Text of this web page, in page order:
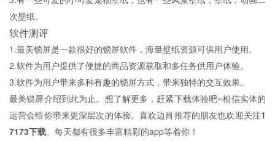
次壁纸。
软件测评
1.最美锁屏是一款很好的锁屏软件，海量壁纸资源可供用户使用。
2.软件为用户提供了便捷的商品资源获取和多任务供用户体验。
3.软件为用户带来多种有趣的锁屏方式，带来独特的交互效果。
最美锁屏介绍到此为止。想了解更多，赶紧下载体验吧~相信实体的
运营会给你带来更深层次的体验。喜欢边肖推荐的朋友也欢迎关注1
7173下载。每天都有很多丰富精彩的app等着你！